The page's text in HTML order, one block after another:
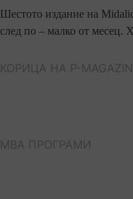
Шестото издание на
след по – малко от месец.
КОРИЦА НА P-
МВА ПРОГРАМИ